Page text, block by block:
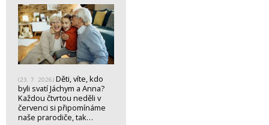
(23. 7. 2026) Děti, víte, kdo
byli svatí Jáchym a Anna?
Každou čtvrtou neděli v
červenci si připomínáme
naše prarodiče, tak…